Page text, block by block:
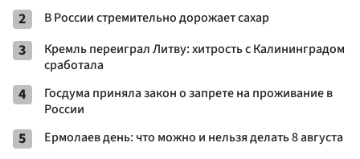
2 В России стремительно дорожает сахар
3
Кремль переиграл Литву: хитрость с Калининградом
сработала
4
Госдума приняла закон о запрете на проживание в
России
5 Ермолаев день: что можно и нельзя делать 8 августа